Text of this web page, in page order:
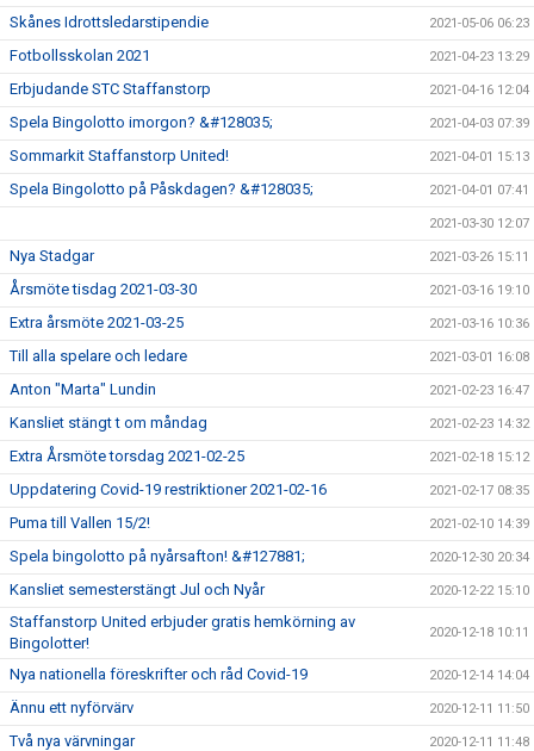
Skånes Idrottsledarstipendie 2021-05-06 06:23
Fotbollsskolan 2021 2021-04-23 13:29
Erbjudande STC Staffanstorp 2021-04-16 12:04
Spela Bingolotto imorgon? &#128035; 2021-04-03 07:39
Sommarkit Staffanstorp United! 2021-04-01 15:13
Spela Bingolotto på Påskdagen? &#128035; 2021-04-01 07:41
2021-03-30 12:07
Nya Stadgar 2021-03-26 15:11
Årsmöte tisdag 2021-03-30 2021-03-16 19:10
Extra årsmöte 2021-03-25 2021-03-16 10:36
Till alla spelare och ledare 2021-03-01 16:08
Anton "Marta" Lundin 2021-02-23 16:47
Kansliet stängt t om måndag 2021-02-23 14:32
Extra Årsmöte torsdag 2021-02-25 2021-02-18 15:12
Uppdatering Covid-19 restriktioner 2021-02-16 2021-02-17 08:35
Puma till Vallen 15/2! 2021-02-10 14:39
Spela bingolotto på nyårsafton! &#127881; 2020-12-30 20:34
Kansliet semesterstängt Jul och Nyår 2020-12-22 15:10
Staffanstorp United erbjuder gratis hemkörning av
Bingolotter!
2020-12-18 10:11
Nya nationella föreskrifter och råd Covid-19 2020-12-14 14:04
Ännu ett nyförvärv 2020-12-11 11:50
Två nya värvningar 2020-12-11 11:48